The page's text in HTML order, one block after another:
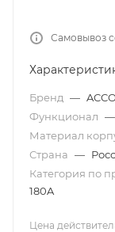
Самовывоз
Бренд —
Функционал —
Материал
Страна —
Категория по
180A
Цена